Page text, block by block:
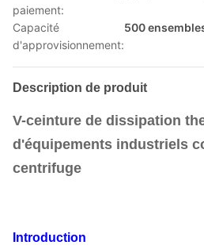
paiement:
Capacité
d'approvisionnement:
500
Description de produit
V-ceinture de dissipation
d'équipements industriels
centrifuge
Introduction